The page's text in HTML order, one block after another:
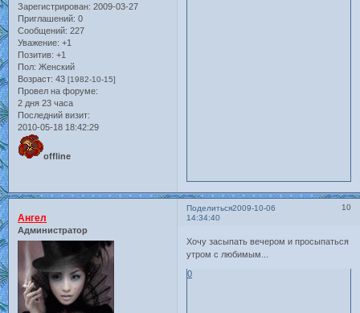
Зарегистрирован: 2009-03-27
Приглашений: 0
Сообщений: 227
Уважение: +1
Позитив: +1
Пол: Женский
Возраст: 43 [1982-10-15]
Провел на форуме:
2 дня 23 часа
Последний визит:
2010-05-18 18:42:29
offline
Поделиться 10
2009-10-06
14:34:40
Ангел
Администратор
Хочу засыпать вечером и просыпаться
утром с любимым...
0